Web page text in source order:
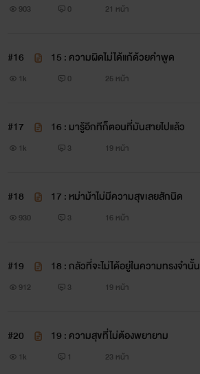
903 0 21 หน้า
#16 15 : ความผิดไม่ได้แก้ด้วยคำพูด
1k 0 25 หน้า
#17 16 : มารู้อีกทีก็ตอนที่มันสายไปแล้ว
1k 3 19 หน้า
#18 17 : หม่าม้าไม่มีความสุขเลยสักนิด
930 3 16 หน้า
#19 18 : กลัวที่จะไม่ได้อยู่ในความทรงจำนั้น
912 3 19 หน้า
#20 19 : ความสุขที่ไม่ต้องพยายาม
1k 1 23 หน้า